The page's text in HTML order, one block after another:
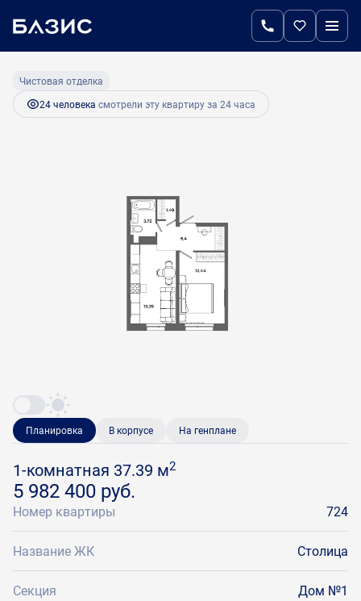
1-комнатная 5 982 400 руб.
Чистовая отделка
24 человекa смотрели эту квартиру за 24 часа
Планировка В корпусе На генплане
1-комнатная 37.39 м2
5 982 400 руб.
Номер квартиры 724
Название ЖК Столица
Секция Дом №1